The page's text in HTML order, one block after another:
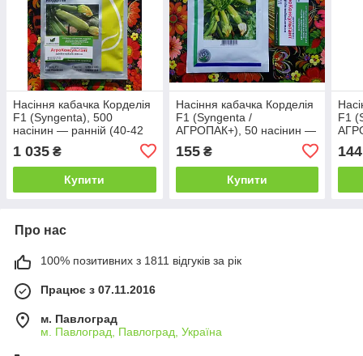
Насіння кабачка Корделія
F1 (Syngenta), 500
насінин — ранній (40-42
дні) гібрид світло-зеленого
кабачка
1 035 ₴
Купити
Насіння кабачка Корделія
F1 (Syngenta /
АГРОПАК+), 50 насінин —
ранній (40-42 дні) гібрид
світло-зеленого кабачка
155₴
Купити
F1
144
Про нас
100% позитивних з 1811 відгуків за рік
Працює з 07.11.2016
м. Павлоград
м. Павлоград, Павлоград, Україна